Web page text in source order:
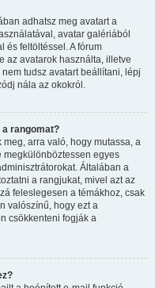
adhatsz meg avatart a
avatar galériából
és feltöltéssel. A fórum
az avatarok használta, illetve
tudsz avatart beállítani, lépj
nála az okokról.
a rangomat?
arra való, hogy mutassa, a
egyes
Általában a
a rangjukat, mivel azt az
feleslegesen a témákhoz, csak
valószínű, hogy ezt a
csökkenteni fogják a